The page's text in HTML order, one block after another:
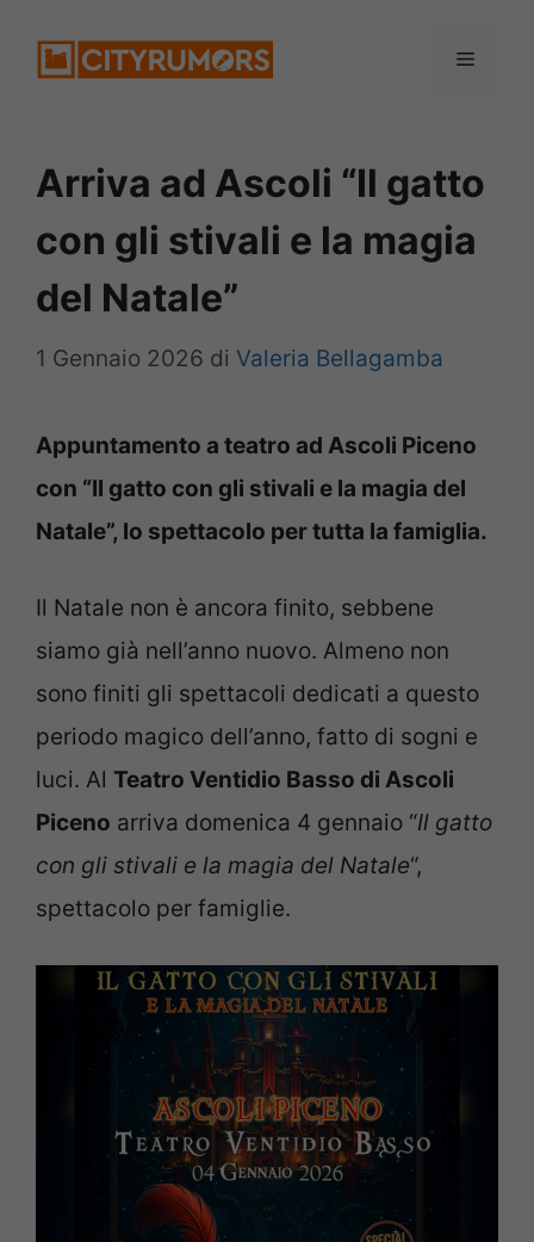
Menu
Arriva ad Ascoli “Il gatto
con gli stivali e la magia
del Natale”
1 Gennaio 2026 di Valeria Bellagamba
Appuntamento a teatro ad Ascoli Piceno
con “Il gatto con gli stivali e la magia del
Natale”, lo spettacolo per tutta la famiglia.
Il Natale non è ancora finito, sebbene
siamo già nell’anno nuovo. Almeno non
sono finiti gli spettacoli dedicati a questo
periodo magico dell’anno, fatto di sogni e
luci. Al Teatro Ventidio Basso di Ascoli
Piceno arriva domenica 4 gennaio “Il gatto
con gli stivali e la magia del Natale“,
spettacolo per famiglie.